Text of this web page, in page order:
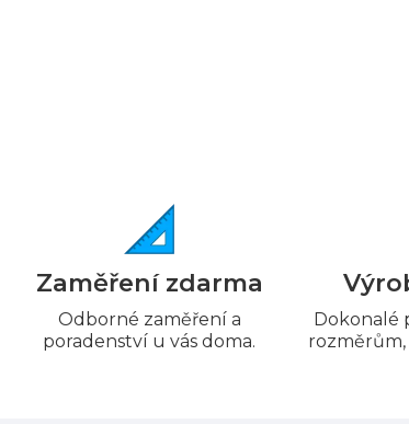
Zaměření zdarma
Odborné zaměření a
poradenství u vás doma.
Dokonalé